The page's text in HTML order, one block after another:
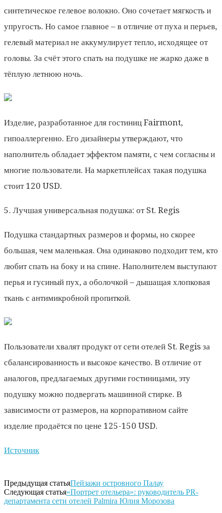
синтетическое гелевое волокно. Оно сочетает мягкость и
упругость. Но самое главное – в отличие от пуха и перьев,
гелевый материал не аккумулирует тепло, исходящее от
головы. За счёт этого спать на подушке не жарко даже в
тёплую летнюю ночь.
Изделие, разработанное для гостиниц Fairmont,
гипоаллергенно. Его дизайнеры утверждают, что
наполнитель обладает эффектом памяти, с чем согласны и
многие пользователи. На маркетплейсах такая подушка
стоит 120 USD.
5. Лучшая универсальная подушка: от St. Regis
Подушка стандартных размеров и формы, но скорее
большая, чем маленькая. Она одинаково подходит тем, кто
любит спать на боку и на спине. Наполнителем выступают
перья и гусиный пух, а оболочкой – дышащая хлопковая
ткань с антимикробной пропиткой.
Пользователи хвалят продукт от сети отелей St. Regis за
сбалансированность и высокое качество. В отличие от
аналогов, предлагаемых другими гостиницами, эту
подушку можно подвергать машинной стирке. В
зависимости от размеров, на корпоративном сайте
изделие продаётся по цене 125-150 USD.
Источник
Предыдущая статьяПейзажи островного Палау
Следующая статья«Портрет отельера»: руководитель PR-
департамента сети отелей Palmira Юлия Морозова